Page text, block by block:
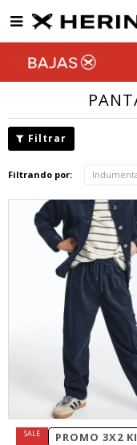

Filtrando por:
PROMO 3X2